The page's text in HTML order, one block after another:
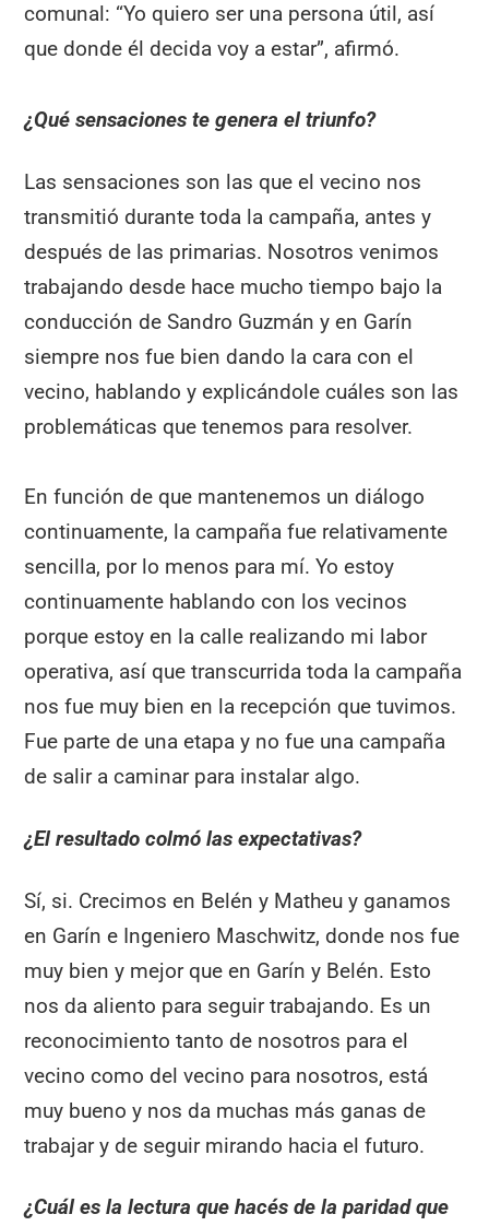
comunal: “Yo quiero ser una persona útil, así
que donde él decida voy a estar”, afirmó.
¿Qué sensaciones te genera el triunfo?
Las sensaciones son las que el vecino nos
transmitió durante toda la campaña, antes y
después de las primarias. Nosotros venimos
trabajando desde hace mucho tiempo bajo la
conducción de Sandro Guzmán y en Garín
siempre nos fue bien dando la cara con el
vecino, hablando y explicándole cuáles son las
problemáticas que tenemos para resolver.
En función de que mantenemos un diálogo
continuamente, la campaña fue relativamente
sencilla, por lo menos para mí. Yo estoy
continuamente hablando con los vecinos
porque estoy en la calle realizando mi labor
operativa, así que transcurrida toda la campaña
nos fue muy bien en la recepción que tuvimos.
Fue parte de una etapa y no fue una campaña
de salir a caminar para instalar algo.
¿El resultado colmó las expectativas?
Sí, si. Crecimos en Belén y Matheu y ganamos
en Garín e Ingeniero Maschwitz, donde nos fue
muy bien y mejor que en Garín y Belén. Esto
nos da aliento para seguir trabajando. Es un
reconocimiento tanto de nosotros para el
vecino como del vecino para nosotros, está
muy bueno y nos da muchas más ganas de
trabajar y de seguir mirando hacia el futuro.
¿Cuál es la lectura que hacés de la paridad que